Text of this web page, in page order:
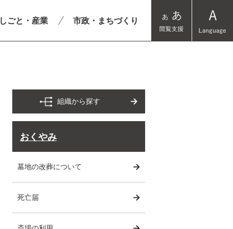
しごと・産業 市政・まちづくり
組織から探す
おくやみ
墓地の改葬について
死亡届